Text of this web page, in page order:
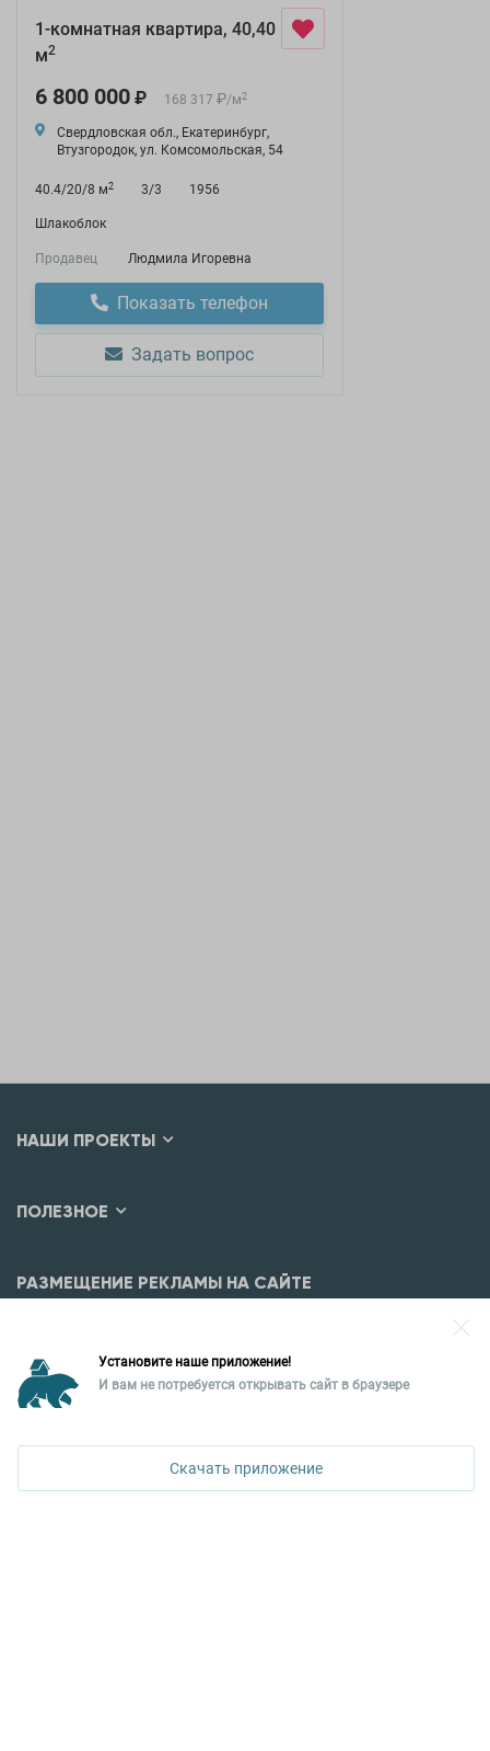
1-комнатная квартира, 40,40
м2
6 800 000 ₽ 168 317 ₽/м2
Свердловская обл., Екатеринбург,
Втузгородок, ул. Комсомольская, 54
40.4/20/8 м2 3/3 1956
Шлакоблок
Продавец Людмила Игоревна
Показать телефон
Задать вопрос
НАШИ ПРОЕКТЫ
ПОЛЕЗНОЕ
РАЗМЕЩЕНИЕ РЕКЛАМЫ НА САЙТЕ
Уральская палата недвижимости
620026, Екатеринбург,
КОНТАКТЫ УПН
Установите наше приложение!
И вам не потребуется открывать сайт в браузере
Скачать приложение